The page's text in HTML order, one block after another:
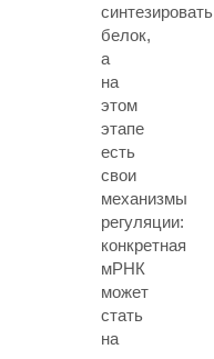
синтезировать
белок,
а
на
этом
этапе
есть
свои
механизмы
регуляции:
конкретная
мРНК
может
стать
на